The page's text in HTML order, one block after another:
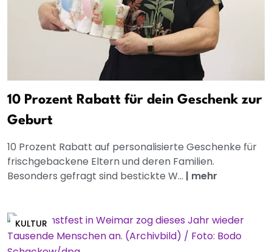
10 Prozent Rabatt für dein Geschenk zur
Geburt
10 Prozent Rabatt auf personalisierte Geschenke für
frischgebackene Eltern und deren Familien.
Besonders gefragt sind bestickte W... | mehr
KULTUR